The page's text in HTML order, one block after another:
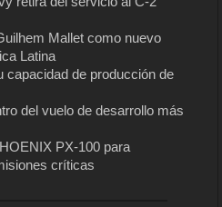
Mallet como nuevo
Latina
capacidad de producción de
del vuelo de desarrollo más
PX-100 para
críticas